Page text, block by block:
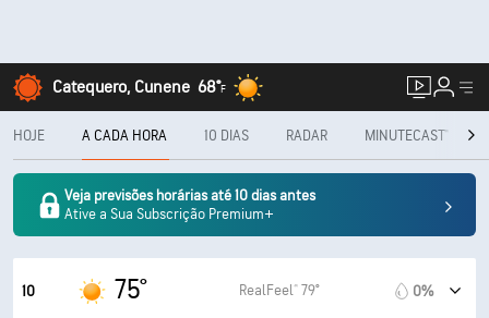
Catequero, Cunene 68°F
HOJE A CADA HORA 10 DIAS RADAR MINUTECAST®
Veja previsões horárias até 10 dias antes
Ative a Sua Subscrição Premium+
10 75° RealFeel® 79° 0%